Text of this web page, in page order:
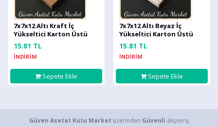
7x7x12 Altı Kraft İç
Yükseltici Karton Üstü
Otomatik Kutu
15.81 TL
İNDİRİM
Sepete Ekle
7x7x12 Altı Beyaz İç
Yükseltici Karton Üstü
Otomatik Kutu
15.81 TL
İNDİRİM
Sepete Ekle
Güven Asetat Kutu Market üzerinden Güvenli alışveriş